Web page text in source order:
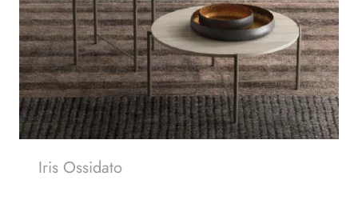
Iris Ossidato